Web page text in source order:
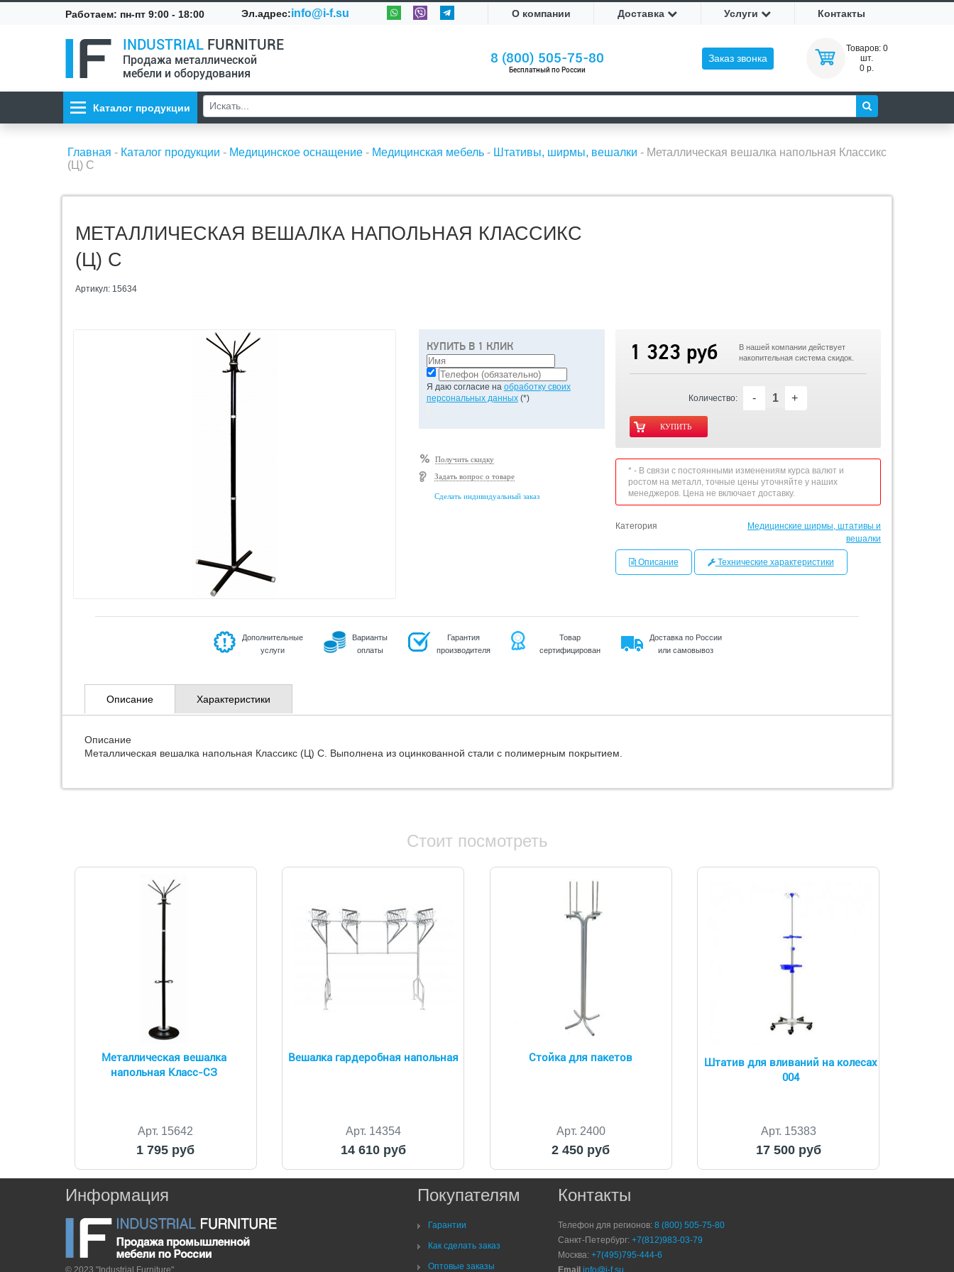
Работаем: пн-пт 9:00 - 18:00 Эл.адрес:info@i-f.su О компании Доставка Услуги Контакты
INDUSTRIAL FURNITURE
Продажа металлической
мебели и оборудования
8 (800) 505-75-80
Бесплатный по России
Заказ звонка
Товаров: 0
шт.
0 р.
Каталог продукции
Главная - Каталог продукции - Медицинское оснащение - Медицинская мебель - Штативы, ширмы, вешалки - Металлическая вешалка напольная Классикс
(Ц) С
МЕТАЛЛИЧЕСКАЯ ВЕШАЛКА НАПОЛЬНАЯ КЛАССИКС
(Ц) С
Артикул: 15634
КУПИТЬ В 1 КЛИК
Я даю согласие на обработку своих
персональных данных(*)
Получить скидку
Задать вопрос о товаре
Сделать индивидуальный заказ
1 323 руб
В нашей компании действует
накопительная система скидок.
Количество: - +
* - В связи с постоянными изменениям курса валют и
ростом на металл, точные цены уточняйте у наших
менеджеров. Цена не включает доставку.
Категория
Медицинские ширмы, штативы и
вешалки
Описание Технические характеристики
Дополнительные
услуги
Варианты
оплаты
Гарантия
производителя
Товар
сертифицирован
Доставка по России
или самовывоз
Описание Характеристики
Описание
Металлическая вешалка напольная Классикс (Ц) С. Выполнена из оцинкованной стали с полимерным покрытием.
Стоит посмотреть
Металлическая вешалка
напольная Класс-СЗ
Арт. 15642
1 795 руб
Вешалка гардеробная напольная
Арт. 14354
14 610 руб
Стойка для пакетов
Арт. 2400
2 450 руб
Штатив для вливаний на колесах
004
Арт. 15383
17 500 руб
Информация
© 2023 "Industrial Furniture"
Покупателям
Гарантии
Как сделать заказ
Оптовые заказы
Контакты
Телефон для регионов:8 (800) 505-75-80
Санкт-Петербург:+7(812)983-03-79
Москва:+7(495)795-444-6
Email info@i-f.su